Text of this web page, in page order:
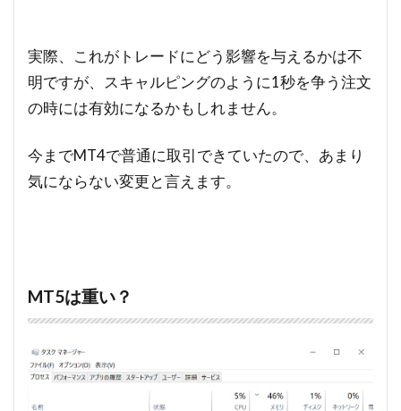
実際、これがトレードにどう影響を与えるかは不
明ですが、スキャルピングのように1秒を争う注文
の時には有効になるかもしれません。
今までMT4で普通に取引できていたので、あまり
気にならない変更と言えます。
MT5は重い？